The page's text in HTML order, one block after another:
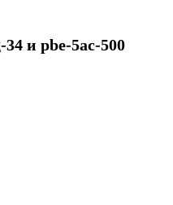
и pbe-5ac-500